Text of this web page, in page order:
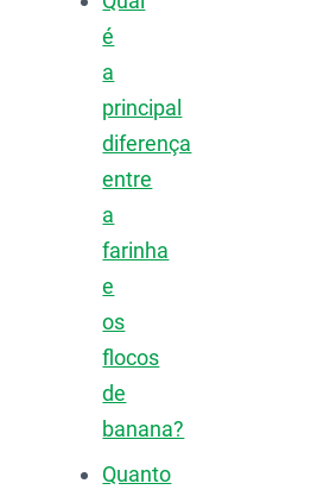
é
a
principal
diferença
entre
a
farinha
e
os
flocos
de
banana?
Quanto